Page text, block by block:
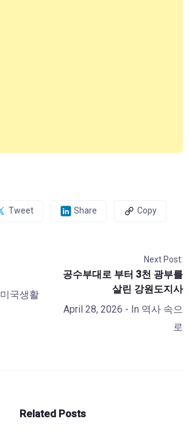
Tweet Share Copy
미국생활
Next Post:
공수부대로 부터 3천 광부를
살린 강원도지사
April 28, 2026 - In 역사 속으
로
Related Posts